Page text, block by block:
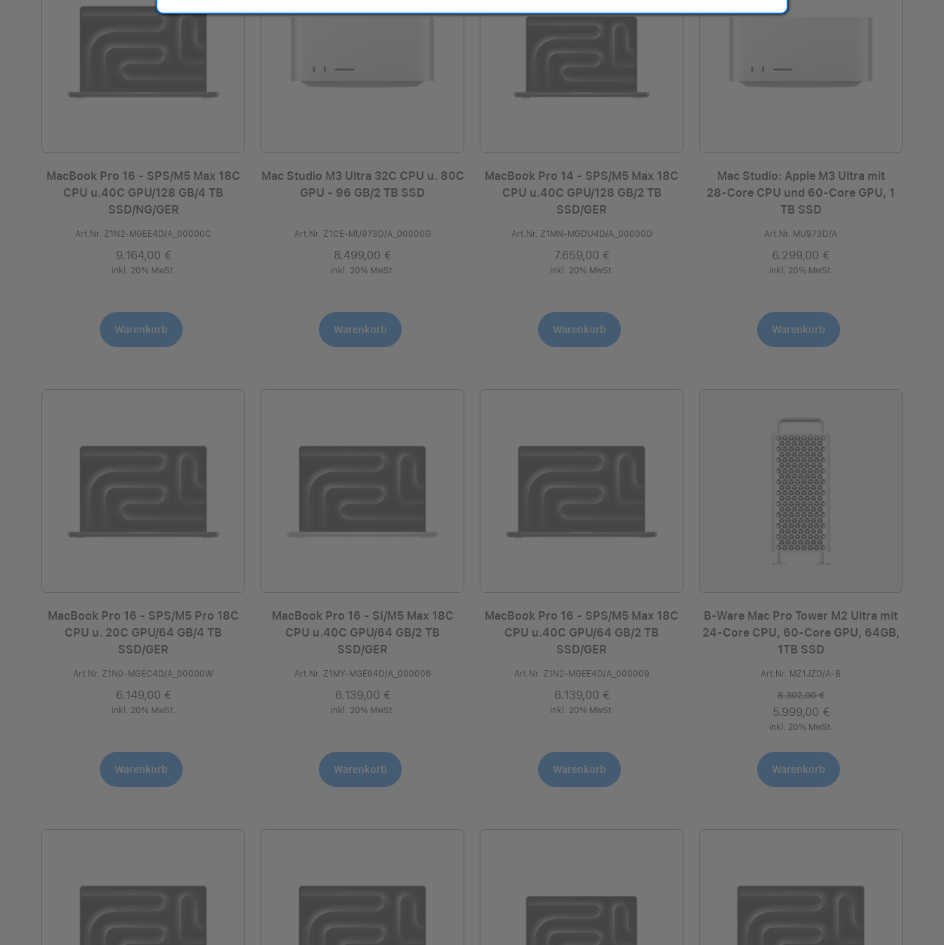
MacBook Pro 16 - SPS/M5 Max 18C
CPU u.40C GPU/128 GB/4 TB
SSD/NG/GER
Art.Nr. Z1N2-MGEE4D/A_00000C
9.164,00 €
inkl. 20% MwSt.
Warenkorb
Mac Studio M3 Ultra 32C CPU u. 80C
GPU - 96 GB/2 TB SSD
Art.Nr. Z1CE-MU973D/A_00000G
8.499,00 €
inkl. 20% MwSt.
Warenkorb
MacBook Pro 14 - SPS/M5 Max 18C
CPU u.40C GPU/128 GB/2 TB
SSD/GER
Art.Nr. Z1MN-MGDU4D/A_00000D
7.659,00 €
inkl. 20% MwSt.
Warenkorb
Mac Studio: Apple M3 Ultra mit
28‑Core CPU und 60‑Core GPU, 1
TB SSD
Art.Nr. MU973D/A
6.299,00 €
inkl. 20% MwSt.
Warenkorb
MacBook Pro 16 - SPS/M5 Pro 18C
CPU u. 20C GPU/64 GB/4 TB
SSD/GER
Art.Nr. Z1N0-MGEC4D/A_00000W
6.149,00 €
inkl. 20% MwSt.
Warenkorb
MacBook Pro 16 - SI/M5 Max 18C
CPU u.40C GPU/64 GB/2 TB
SSD/GER
Art.Nr. Z1MY-MGE94D/A_000006
6.139,00 €
inkl. 20% MwSt.
Warenkorb
MacBook Pro 16 - SPS/M5 Max 18C
CPU u.40C GPU/64 GB/2 TB
SSD/GER
Art.Nr. Z1N2-MGEE4D/A_000009
6.139,00 €
inkl. 20% MwSt.
Warenkorb
B-Ware Mac Pro Tower M2 Ultra mit
24-Core CPU, 60-Core GPU, 64GB,
1TB SSD
Art.Nr. MZ1JZD/A-B
8.302,00 €
5.999,00 €
inkl. 20% MwSt.
Warenkorb